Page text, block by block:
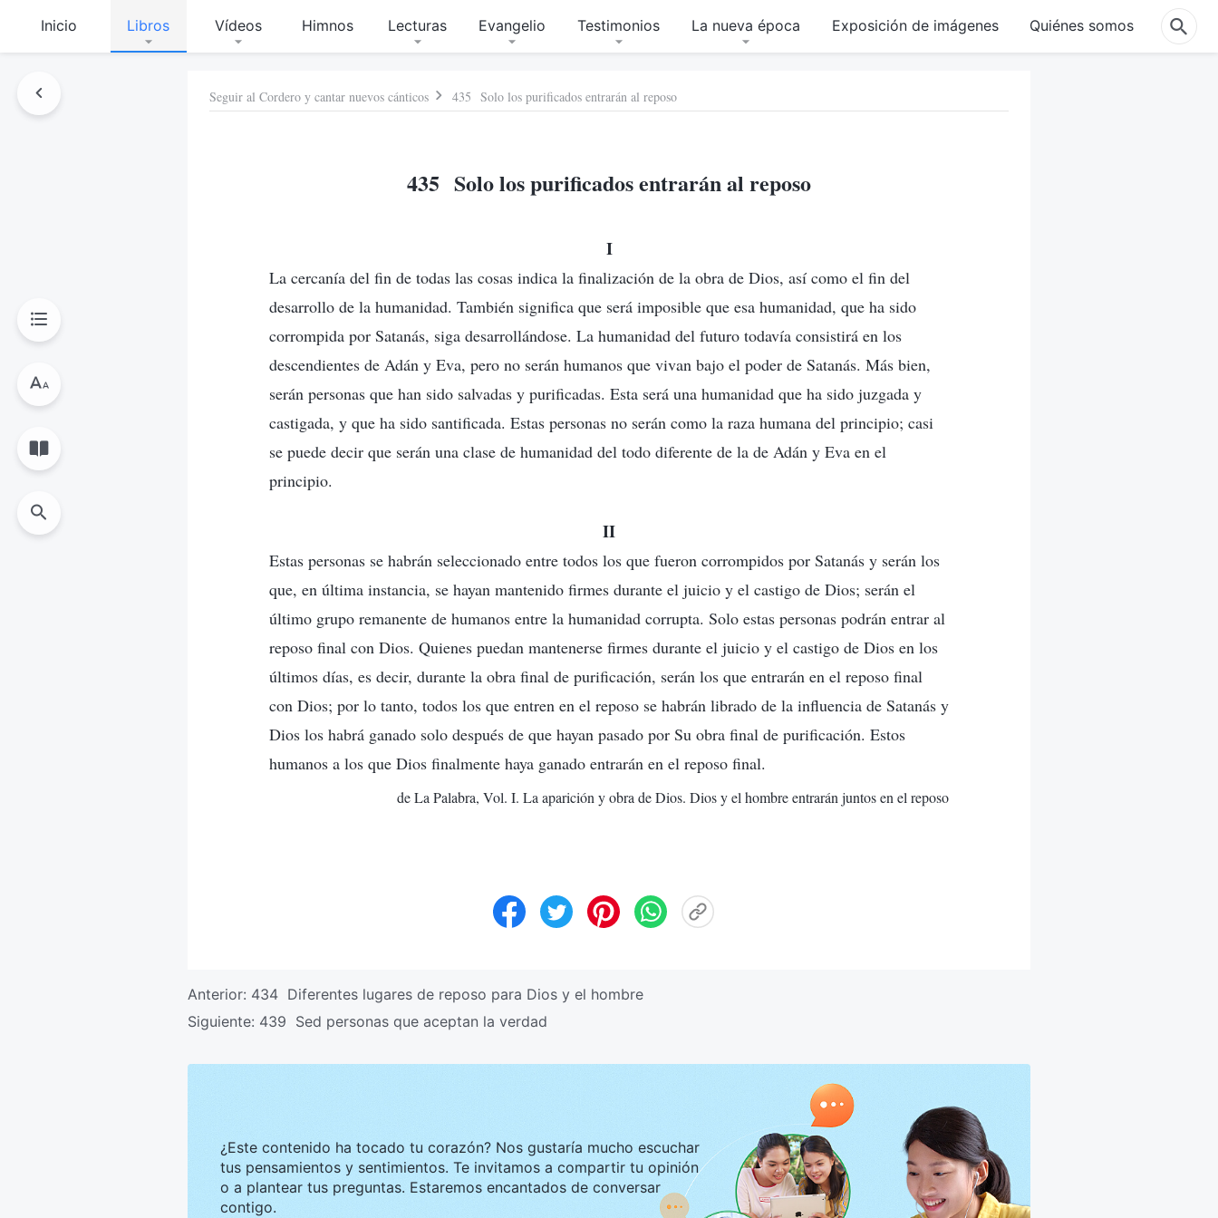
Inicio Libros Vídeos Himnos Lecturas Evangelio Testimonios La nueva época Exposición de imágenes Quiénes somos
Seguir al Cordero y cantar nuevos cánticos 435 Solo los purificados entrarán al reposo
435 Solo los purificados entrarán al reposo
I
La cercanía del fin de todas las cosas indica la finalización de la obra de Dios, así como el fin del
desarrollo de la humanidad. También significa que será imposible que esa humanidad, que ha sido
corrompida por Satanás, siga desarrollándose. La humanidad del futuro todavía consistirá en los
descendientes de Adán y Eva, pero no serán humanos que vivan bajo el poder de Satanás. Más bien,
serán personas que han sido salvadas y purificadas. Esta será una humanidad que ha sido juzgada y
castigada, y que ha sido santificada. Estas personas no serán como la raza humana del principio; casi
se puede decir que serán una clase de humanidad del todo diferente de la de Adán y Eva en el
principio.
II
Estas personas se habrán seleccionado entre todos los que fueron corrompidos por Satanás y serán los
que, en última instancia, se hayan mantenido firmes durante el juicio y el castigo de Dios; serán el
último grupo remanente de humanos entre la humanidad corrupta. Solo estas personas podrán entrar al
reposo final con Dios. Quienes puedan mantenerse firmes durante el juicio y el castigo de Dios en los
últimos días, es decir, durante la obra final de purificación, serán los que entrarán en el reposo final
con Dios; por lo tanto, todos los que entren en el reposo se habrán librado de la influencia de Satanás y
Dios los habrá ganado solo después de que hayan pasado por Su obra final de purificación. Estos
humanos a los que Dios finalmente haya ganado entrarán en el reposo final.
de La Palabra, Vol. I. La aparición y obra de Dios. Dios y el hombre entrarán juntos en el reposo
Anterior: 434 Diferentes lugares de reposo para Dios y el hombre
Siguiente: 439 Sed personas que aceptan la verdad
¿Este contenido ha tocado tu corazón? Nos gustaría mucho escuchar
tus pensamientos y sentimientos. Te invitamos a compartir tu opinión
o a plantear tus preguntas. Estaremos encantados de conversar
contigo.